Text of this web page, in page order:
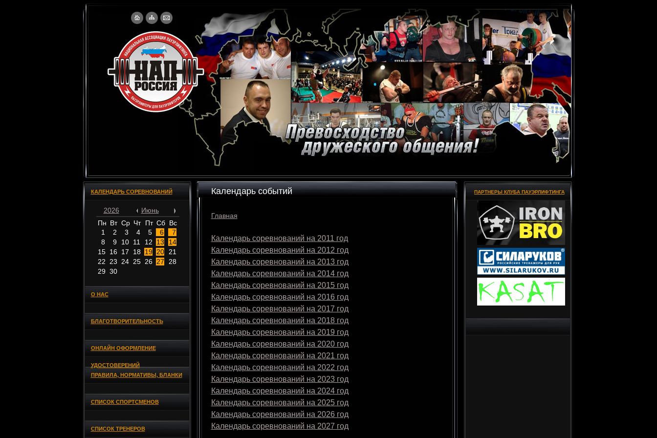
КАЛЕНДАРЬ СОРЕВНОВАНИЙ
2026
Июнь
Пн Вт Ср Чт Пт Сб Вс
1
2 3 4 5 6
7
8
9 10 11 12 13
14
15 16 17 18 19 20
21
22
23 24 25 26 27
28
29 30
О НАС
БЛАГОТВОРИТЕЛЬНОСТЬ
ОНЛАЙН ОФОРМЛЕНИЕ
УДОСТОВЕРЕНИЙ
ПРАВИЛА, НОРМАТИВЫ, БЛАНКИ
СПИСОК СПОРТСМЕНОВ
СПИСОК ТРЕНЕРОВ
Календарь событий
Главная
Календарь соревнований на 2011 год
Календарь соревнований на 2012 год
Календарь соревнований на 2013 год
Календарь соревнований на 2014 год
Календарь соревнований на 2015 год
Календарь соревнований на 2016 год
Календарь соревнований на 2017 год
Календарь соревнований на 2018 год
Календарь соревнований на 2019 год
Календарь соревнований на 2020 год
Календарь соревнований на 2021 год
Календарь соревнований на 2022 год
Календарь соревнований на 2023 год
Календарь соревнований на 2024 год
Календарь соревнований на 2025 год
Календарь соревнований на 2026 год
Календарь соревнований на 2027 год
ПАРТНЕРЫ КЛУБА ПАУЭРЛИФТИНГА